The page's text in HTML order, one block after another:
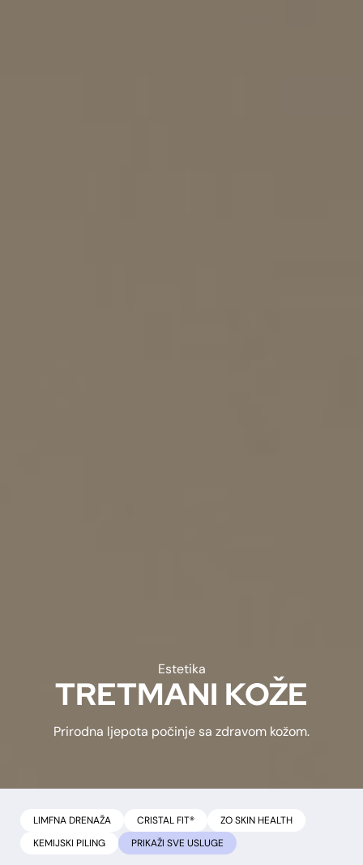
Estetika
TRETMANI KOŽE
Prirodna ljepota počinje sa zdravom kožom.
LIMFNA DRENAŽA CRISTAL FIT®
ZO SKIN HEALTH
KEMIJSKI PILING
PRIKAŽI